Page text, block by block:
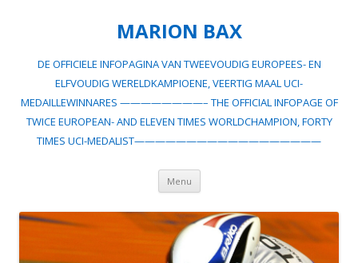
MARION BAX
DE OFFICIELE INFOPAGINA VAN TWEEVOUDIG EUROPEES- EN
ELFVOUDIG WERELDKAMPIOENE, VEERTIG MAAL UCI-
MEDAILLEWINNARES ————————– THE OFFICIAL INFOPAGE OF
TWICE EUROPEAN- AND ELEVEN TIMES WORLDCHAMPION, FORTY
TIMES UCI-MEDALIST——————————————————
Menu Spring
inhoud